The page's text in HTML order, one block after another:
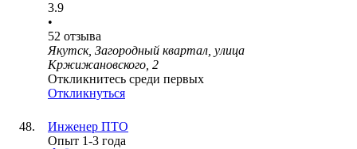
3.9
•
52 отзыва
Якутск, Загородный квартал, улица
Кржижановского, 2
Откликнитесь среди первых
Откликнуться
Инженер ПТО
Опыт 1-3 года